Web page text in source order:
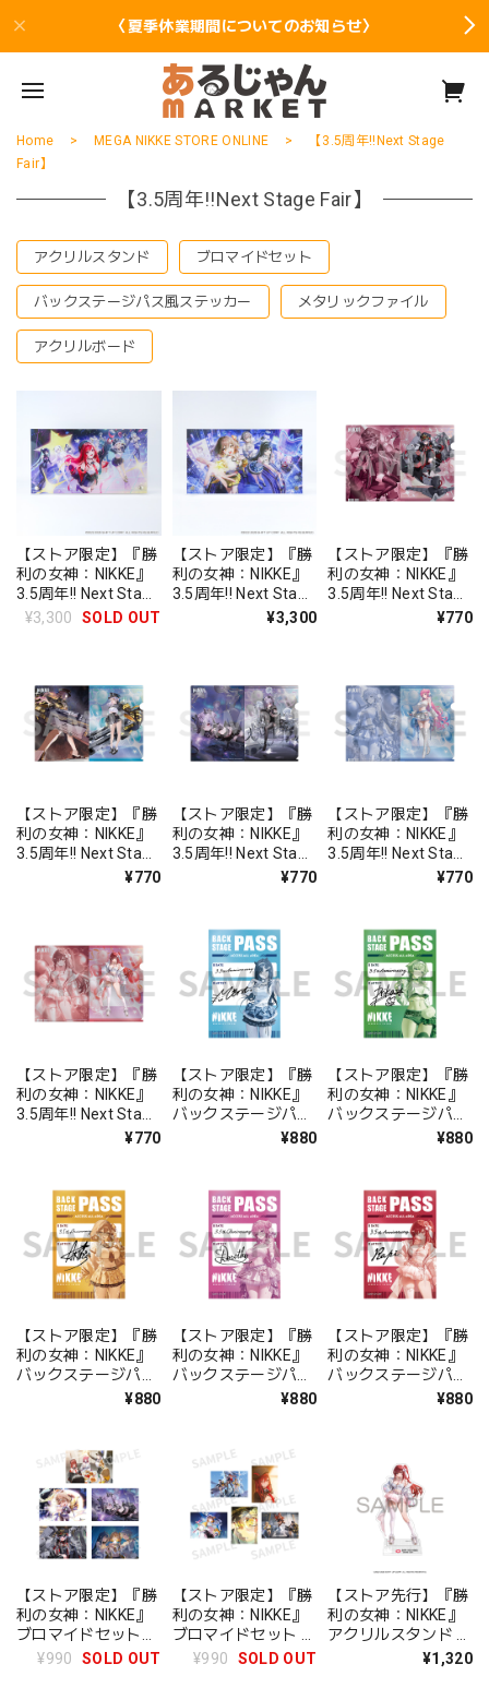
〈夏季休業期間についてのお知らせ〉
Home MEGA NIKKE STORE ONLINE
【3.5周年!!Next Stage
Fair】
【3.5周年!!Next Stage Fair】
アクリルスタンド ブロマイドセット
バックステージパス風ステッカー メタリックファイル
アクリルボード
【ストア限定】『勝
利の女神：NIKKE』
3.5周年!! Next Stage
Fair アクリルボード
¥3,300 SOLD OUT
【ストア限定】『勝
利の女神：NIKKE』
3.5周年!! Next Stage
Fair アクリルボード
¥3,300
【ストア限定】『勝
利の女神：NIKKE』
3.5周年!! Next Stage
Fair メタリックファ
¥770
【ストア限定】『勝
利の女神：NIKKE』
3.5周年!! Next Stage
Fair メタリックファ
¥770
【ストア限定】『勝
利の女神：NIKKE』
3.5周年!! Next Stage
Fair メタリックファ
¥770
【ストア限定】『勝
利の女神：NIKKE』
3.5周年!! Next Stage
Fair メタリックファ
¥770
【ストア限定】『勝
利の女神：NIKKE』
3.5周年!! Next Stage
Fair メタリックファ
¥770
【ストア限定】『勝
利の女神：NIKKE』
バックステージパス
風ステッカーセット
¥880
【ストア限定】『勝
利の女神：NIKKE』
バックステージパス
風ステッカーセット
¥880
【ストア限定】『勝
利の女神：NIKKE』
バックステージパス
風ステッカーセット
¥880
【ストア限定】『勝
利の女神：NIKKE』
バックステージパス
風ステッカーセット
¥880
【ストア限定】『勝
利の女神：NIKKE』
バックステージパス
風ステッカーセット
¥880
【ストア限定】『勝
利の女神：NIKKE』
ブロマイドセット
3.5周年
¥990 SOLD OUT
【ストア限定】『勝
利の女神：NIKKE』
ブロマイドセット カ
ウンターズ
¥990 SOLD OUT
【ストア先行】『勝
利の女神：NIKKE』
アクリルスタンド ラ
ピ：レッドフード -
¥1,320